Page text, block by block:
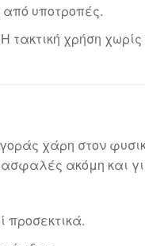
από υποτροπές.
χρήση χωρίς
χάρη στον
ασφαλές ακόμη και
προσεκτικά.